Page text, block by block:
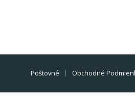
Poštovné Obchodné